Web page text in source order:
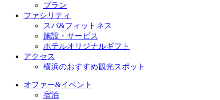
プラン
ファシリティ
スパ&フィットネス
施設・サービス
ホテルオリジナルギフト
アクセス
横浜のおすすめ観光スポット
オファー&イベント
宿泊